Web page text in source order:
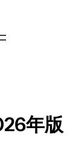
年版